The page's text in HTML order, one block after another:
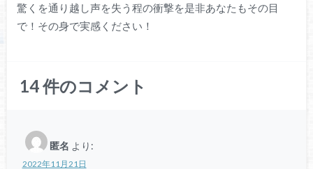
驚くを通り越し声を失う程の衝撃を是非あなたもその目
で！その身で実感ください！
14件のコメント
匿名 より:
2022年11月21日